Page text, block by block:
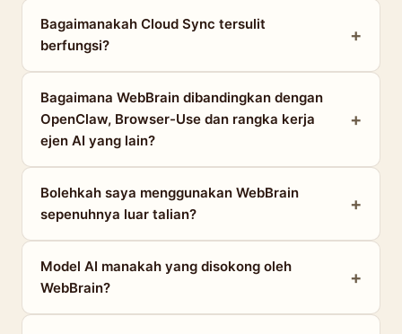
Bagaimanakah Cloud Sync tersulit
berfungsi?
Bagaimana WebBrain dibandingkan dengan
OpenClaw, Browser-Use dan rangka kerja
ejen AI yang lain?
Bolehkah saya menggunakan WebBrain
sepenuhnya luar talian?
Model AI manakah yang disokong oleh
WebBrain?